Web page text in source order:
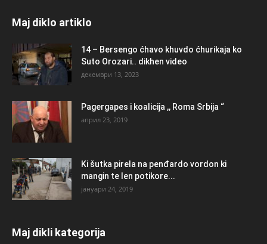
Maj diklo artiklo
14 – Bersengo ćhavo khuvdo ćhurikaja ko
Suto Orozari.. dikhen video
декември 13, 2023
Pagergapes i koalicija ,, Roma Srbija “
април 23, 2019
Ki šutka pirela na penđardo vordon ki
mangin te len potikore...
јануари 24, 2019
Maj dikli kategorija